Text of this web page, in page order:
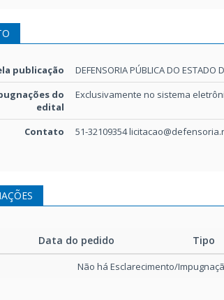
publicação
DEFENSORIA PÚBLICA DO ESTADO
do
edital
Exclusivamente no sistema
Contato 51-32109354
Data do pedido Tipo
Não há Esclarecimento/